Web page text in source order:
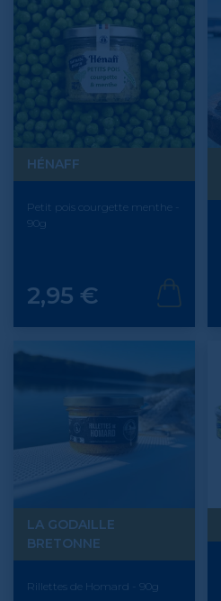
HÉNAFF
Petit pois courgette menthe -
90g
Prix
2,95 €
LA GODAILLE
BRETONNE
Rillettes de Homard - 90g